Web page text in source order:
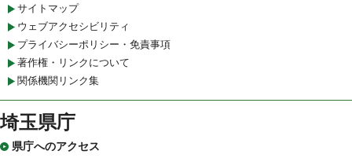
サイトマップ
ウェブアクセシビリティ
プライバシーポリシー・免責事項
著作権・リンクについて
関係機関リンク集
埼玉県庁
県庁へのアクセス